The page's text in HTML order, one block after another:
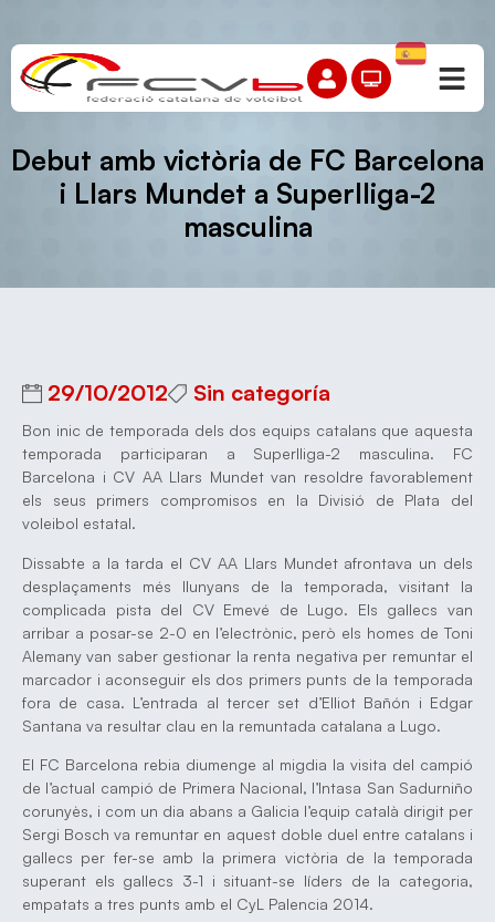
Debut amb victòria de FC Barcelona
i Llars Mundet a Superlliga-2
masculina
29/10/2012 Sin categoría
Bon inic de temporada dels dos equips catalans que aquesta
temporada participaran a Superlliga-2 masculina. FC
Barcelona i CV AA Llars Mundet van resoldre favorablement
els seus primers compromisos en la Divisió de Plata del
voleibol estatal.
Dissabte a la tarda el CV AA Llars Mundet afrontava un dels
desplaçaments més llunyans de la temporada, visitant la
complicada pista del CV Emevé de Lugo. Els gallecs van
arribar a posar-se 2-0 en l’electrònic, però els homes de Toni
Alemany van saber gestionar la renta negativa per remuntar el
marcador i aconseguir els dos primers punts de la temporada
fora de casa. L’entrada al tercer set d’Elliot Bañón i Edgar
Santana va resultar clau en la remuntada catalana a Lugo.
El FC Barcelona rebia diumenge al migdia la visita del campió
de l’actual campió de Primera Nacional, l’Intasa San Sadurniño
corunyès, i com un dia abans a Galicia l’equip català dirigit per
Sergi Bosch va remuntar en aquest doble duel entre catalans i
gallecs per fer-se amb la primera victòria de la temporada
superant els gallecs 3-1 i situant-se líders de la categoria,
empatats a tres punts amb el CyL Palencia 2014.